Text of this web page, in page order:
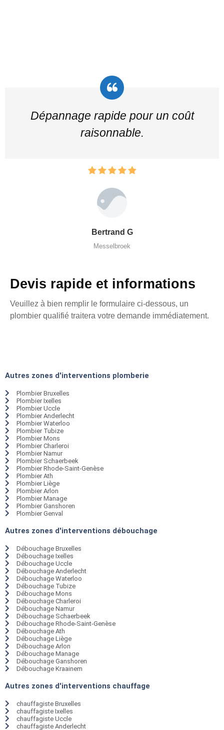
Dépannage rapide pour un coût
raisonnable.
Bertrand G
Messelbroek
Devis rapide et informations
Veuillez à bien remplir le formulaire ci-dessous, un
plombier qualifié traitera votre demande immédiatement.
Autres zones d'interventions plomberie
Plombier Bruxelles
Plombier Ixelles
Plombier Uccle
Plombier Anderlecht
Plombier Waterloo
Plombier Tubize
Plombier Mons
Plombier Charleroi
Plombier Namur
Plombier Schaerbeek
Plombier Rhode-Saint-Genèse
Plombier Ath
Plombier Liège
Plombier Arlon
Plombier Manage
Plombier Ganshoren
Plombier Genval
Autres zones d'interventions débouchage
Débouchage Bruxelles
Débouchage Ixelles
Débouchage Uccle
Débouchage Anderlecht
Débouchage Waterloo
Débouchage Tubize
Débouchage Mons
Débouchage Charleroi
Débouchage Namur
Débouchage Schaerbeek
Débouchage Rhode-Saint-Genèse
Débouchage Ath
Débouchage Liège
Débouchage Arlon
Débouchage Manage
Débouchage Ganshoren
Débouchage Kraainem
Autres zones d'interventions chauffage
chauffagiste Bruxelles
chauffagiste Ixelles
chauffagiste Uccle
chauffagiste Anderlecht